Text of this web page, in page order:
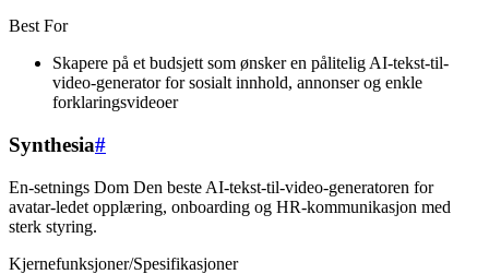
Best For
Skapere på et budsjett som ønsker en pålitelig AI-tekst-til-
video-generator for sosialt innhold, annonser og enkle
forklaringsvideoer
Synthesia#
En-setnings Dom Den beste AI-tekst-til-video-generatoren for
avatar-ledet opplæring, onboarding og HR-kommunikasjon med
sterk styring.
Kjernefunksjoner/Spesifikasjoner